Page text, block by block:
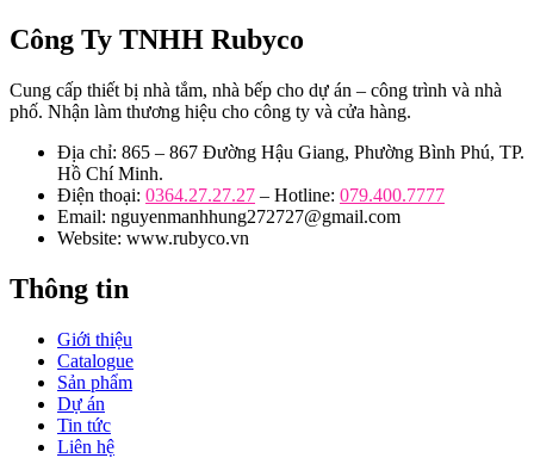
Công Ty TNHH Rubyco
Cung cấp thiết bị nhà tắm, nhà bếp cho dự án – công trình và nhà
phố. Nhận làm thương hiệu cho công ty và cửa hàng.
Địa chỉ: 865 – 867 Đường Hậu Giang, Phường Bình Phú, TP.
Hồ Chí Minh.
Điện thoại: 0364.27.27.27 – Hotline: 079.400.7777
Email: nguyenmanhhung272727@gmail.com
Website: www.rubyco.vn
Thông tin
Giới thiệu
Catalogue
Sản phẩm
Dự án
Tin tức
Liên hệ